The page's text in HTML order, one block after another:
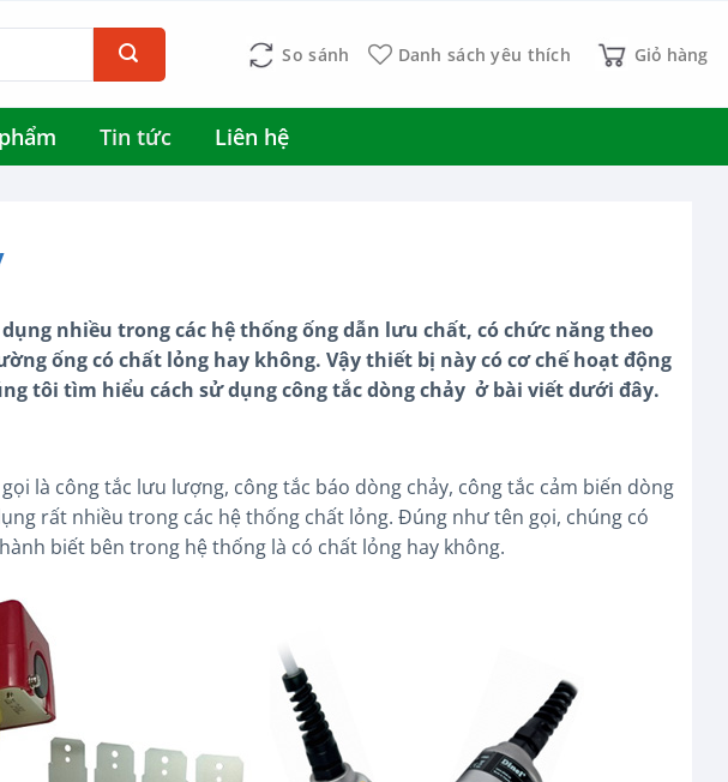
So sánh Danh sách yêu thích Giỏ hàng
Tin tức Liên hệ
nhiều trong các hệ thống ống dẫn lưu chất, có chức năng theo
ống có chất lỏng hay không. Vậy thiết bị này có cơ chế hoạt động
tôi tìm hiểu cách sử dụng công tắc dòng chảy ở bài viết dưới đây.
là công tắc lưu lượng, công tắc báo dòng chảy, công tắc cảm biến dòng
rất nhiều trong các hệ thống chất lỏng. Đúng như tên gọi, chúng có
biết bên trong hệ thống là có chất lỏng hay không.